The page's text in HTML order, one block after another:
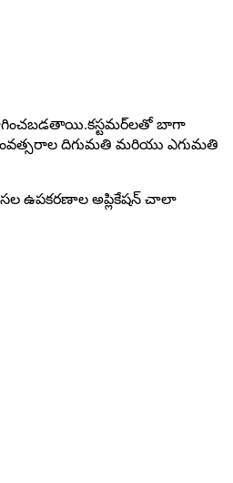
బాగా
దిగుమతి మరియు ఎగుమతి
ఉపకరణాల అప్లికేషన్ చాలా